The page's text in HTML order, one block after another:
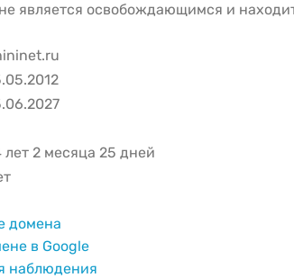
является освобождающимся и
лет 2 месяца 25 дней
домена
в Google
наблюдения